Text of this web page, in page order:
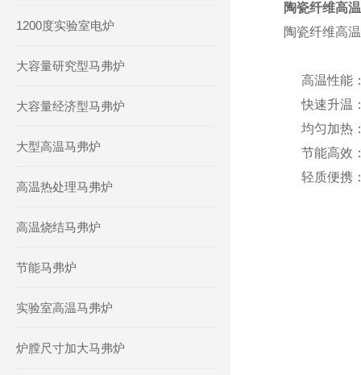
1200度实验室电炉
大容量研究型马弗炉
大容量经济型马弗炉
大型高温马弗炉
高温热处理马弗炉
高温烧结马弗炉
节能马弗炉
实验室高温马弗炉
炉膛尺寸加大马弗炉
陶瓷纤维高
陶瓷纤维高
高温性能
快速升温
均匀加热
节能高效
轻质便携